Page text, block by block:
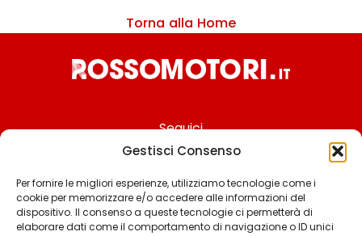
Gestisci Consenso
Per fornire le migliori esperienze, utilizziamo tecnologie come i
cookie per memorizzare e/o accedere alle informazioni del
dispositivo. Il consenso a queste tecnologie ci permetterà di
elaborare dati come il comportamento di navigazione o ID unici
Torna alla Home
Seguici
Chi siamo